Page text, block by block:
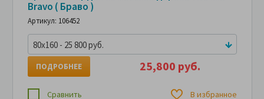
Bravo ( Браво )
Артикул: 106452
80x160 - 25 800 руб.
25,800 руб.
ПОДРОБНЕЕ
Сравнить В избранное